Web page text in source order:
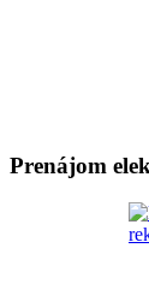
Prenájom